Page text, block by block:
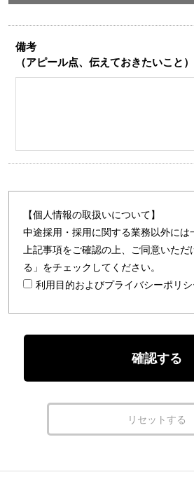
備考
（アピール点、伝えておきたいこと）
【個人情報の取扱いについて】
中途採用・採用に関する業務以外には
上記事項をご確認の上、ご同意いた
る」をチェックしてください。
利用目的およびプライバシーポリ